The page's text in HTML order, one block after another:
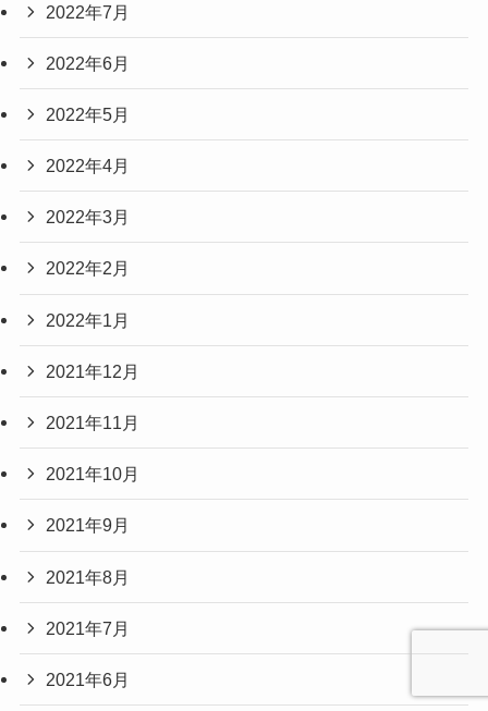
2022年7月
2022年6月
2022年5月
2022年4月
2022年3月
2022年2月
2022年1月
2021年12月
2021年11月
2021年10月
2021年9月
2021年8月
2021年7月
2021年6月